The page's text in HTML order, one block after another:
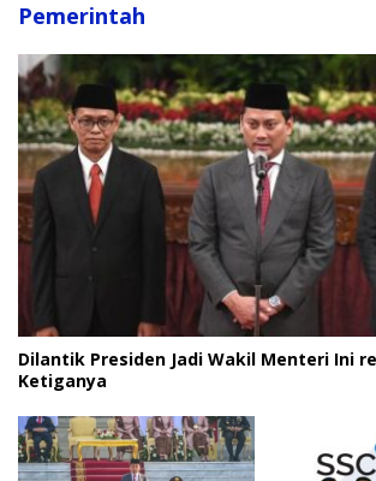
Pemerintah
Dilantik Presiden Jadi Wakil Menteri Ini
Ketiganya